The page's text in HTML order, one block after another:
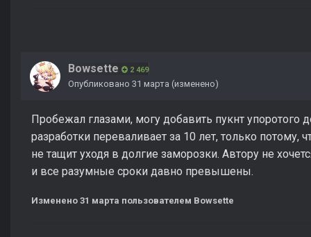
Bowsette 2 469
Опубликовано 31 марта (изменено)
Пробежал глазами, могу добавить пукнт упоротого
разработки переваливает за 10 лет, только потому,
не тащит уходя в долгие заморозки. Автору не
и все разумные сроки давно превышены.
Изменено 31 марта пользователем Bowsette